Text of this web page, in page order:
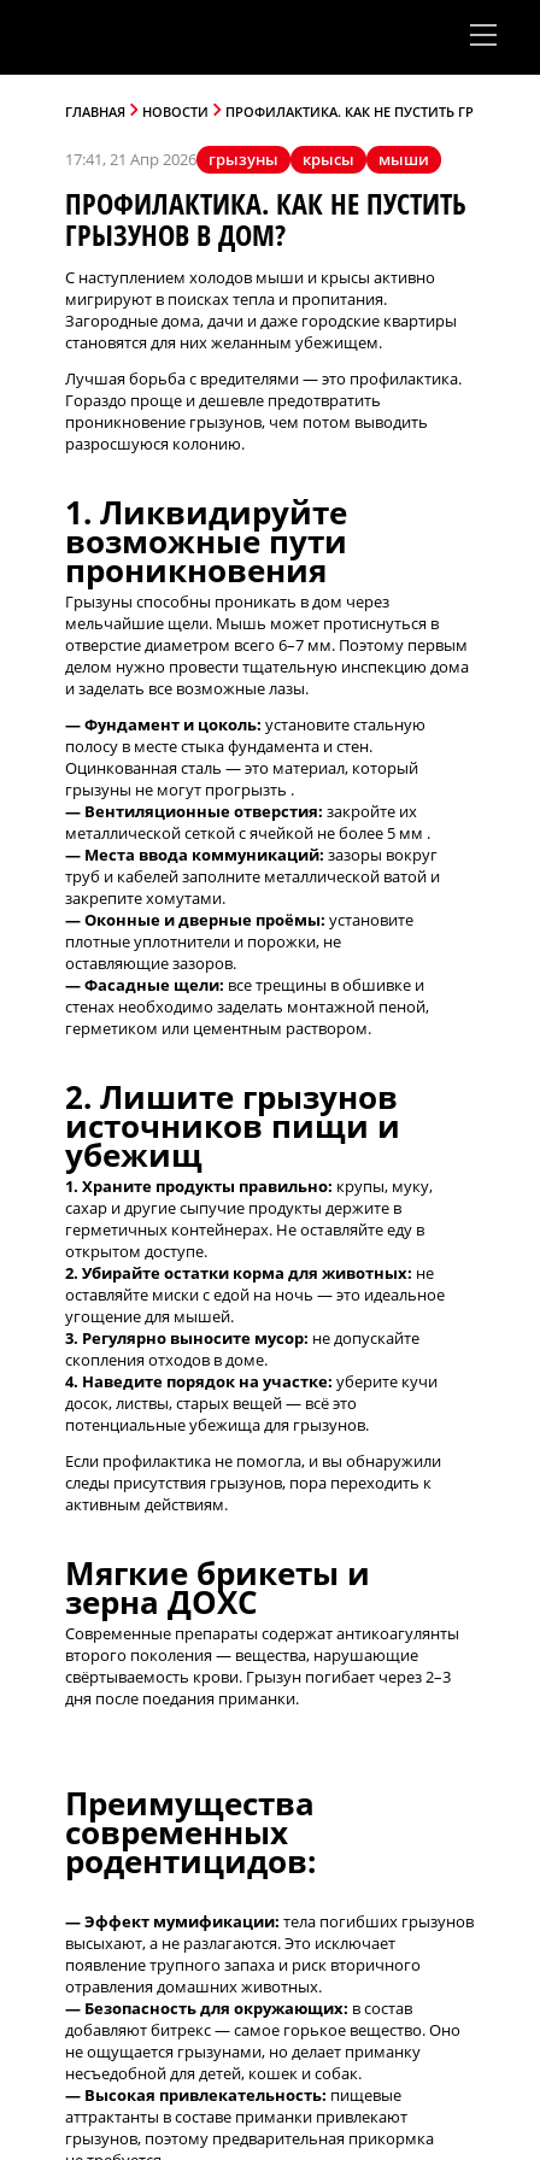
ГЛАВНАЯ НОВОСТИ ПРОФИЛАКТИКА. КАК НЕ ПУСТИТЬ ГРЫЗУНОВ
17:41, 21 Апр 2026 грызуны крысы мыши
ПРОФИЛАКТИКА. КАК НЕ ПУСТИТЬ
ГРЫЗУНОВ В ДОМ?
С наступлением холодов мыши и крысы активно
мигрируют в поисках тепла и пропитания.
Загородные дома, дачи и даже городские квартиры
становятся для них желанным убежищем.
Лучшая борьба с вредителями — это профилактика.
Гораздо проще и дешевле предотвратить
проникновение грызунов, чем потом выводить
разросшуюся колонию.
1. Ликвидируйте
возможные пути
проникновения
Грызуны способны проникать в дом через
мельчайшие щели. Мышь может протиснуться в
отверстие диаметром всего 6–7 мм. Поэтому первым
делом нужно провести тщательную инспекцию дома
и заделать все возможные лазы.
— Фундамент и цоколь: установите стальную
полосу в месте стыка фундамента и стен.
Оцинкованная сталь — это материал, который
грызуны не могут прогрызть .
— Вентиляционные отверстия: закройте их
металлической сеткой с ячейкой не более 5 мм .
— Места ввода коммуникаций: зазоры вокруг
труб и кабелей заполните металлической ватой и
закрепите хомутами.
— Оконные и дверные проёмы: установите
плотные уплотнители и порожки, не
оставляющие зазоров.
— Фасадные щели: все трещины в обшивке и
стенах необходимо заделать монтажной пеной,
герметиком или цементным раствором.
2. Лишите грызунов
источников пищи и
убежищ
1. Храните продукты правильно: крупы, муку,
сахар и другие сыпучие продукты держите в
герметичных контейнерах. Не оставляйте еду в
открытом доступе.
2. Убирайте остатки корма для животных: не
оставляйте миски с едой на ночь — это идеальное
угощение для мышей.
3. Регулярно выносите мусор: не допускайте
скопления отходов в доме.
4. Наведите порядок на участке: уберите кучи
досок, листвы, старых вещей — всё это
потенциальные убежища для грызунов.
Если профилактика не помогла, и вы обнаружили
следы присутствия грызунов, пора переходить к
активным действиям.
Мягкие брикеты и
зерна ДОХС
Современные препараты содержат антикоагулянты
второго поколения — вещества, нарушающие
свёртываемость крови. Грызун погибает через 2–3
дня после поедания приманки.
Преимущества
современных
родентицидов:
— Эффект мумификации: тела погибших грызунов
высыхают, а не разлагаются. Это исключает
появление трупного запаха и риск вторичного
отравления домашних животных.
— Безопасность для окружающих: в состав
добавляют битрекс — самое горькое вещество. Оно
не ощущается грызунами, но делает приманку
несъедобной для детей, кошек и собак.
— Высокая привлекательность: пищевые
аттрактанты в составе приманки привлекают
грызунов, поэтому предварительная прикормка